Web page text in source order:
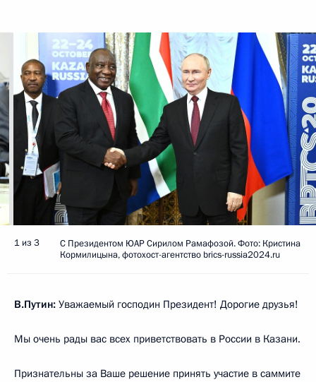
1 из 3
С Президентом ЮАР Сирилом Рамафозой. Фото: Кристина
Кормилицына, фотохост-агентство brics-russia2024.ru
В.Путин: Уважаемый господин Президент! Дорогие друзья!
Мы очень рады вас всех приветствовать в России в Казани.
Признательны за Ваше решение принять участие в саммите